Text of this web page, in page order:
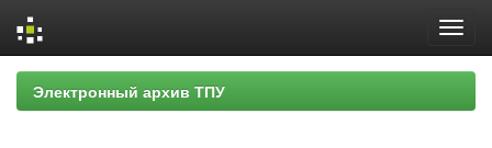
Skip
navigation
Электронный архив ТПУ